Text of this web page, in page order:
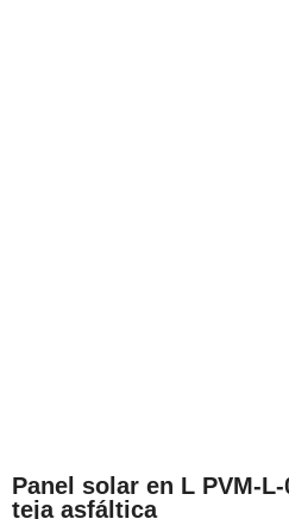
Panel solar en L PVM-
teja asfáltica